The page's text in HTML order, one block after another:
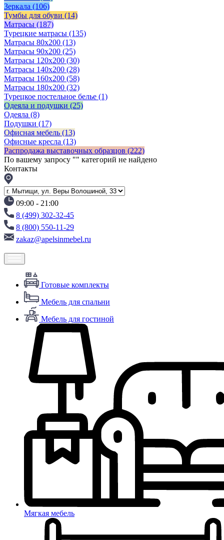
Зеркала (106)
Тумбы для обуви (14)
Матрасы (187)
Турецкие матрасы (135)
Матрасы 80x200 (13)
Матрасы 90х200 (25)
Матрасы 120х200 (30)
Матрасы 140х200 (28)
Матрасы 160х200 (58)
Матрасы 180х200 (32)
Турецкое постельное белье (1)
Одеяла и подушки (25)
Одеяла (8)
Подушки (17)
Офисная мебель (13)
Офисные кресла (13)
Распродажа выставочных образцов (222)
По вашему запросу "" категорий не найдено
Контакты
09:00 - 21:00
8 (499) 302-32-45
8 (800) 550-11-29
zakaz@apelsinmebel.ru
Готовые комплекты
Мебель для спальни
Мебель для гостиной
Мягкая мебель